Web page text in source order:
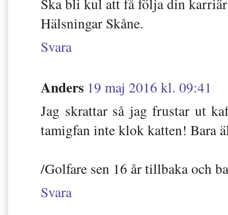
Hälsningar Skåne.
Svara
Anders 19 maj 2016 kl. 09:41
Jag skrattar så jag frustar ut
tamigfan inte klok katten! Bara
/Golfare sen 16 år tillbaka och
Svara